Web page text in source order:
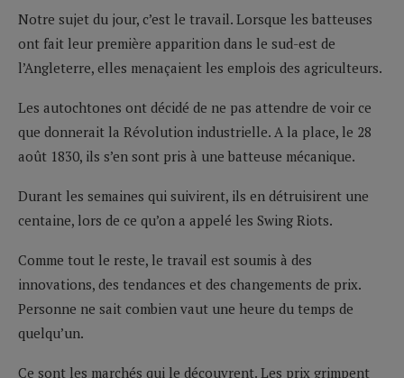
Notre sujet du jour, c’est le travail. Lorsque les batteuses
ont fait leur première apparition dans le sud-est de
l’Angleterre, elles menaçaient les emplois des agriculteurs.
Les autochtones ont décidé de ne pas attendre de voir ce
que donnerait la Révolution industrielle. A la place, le 28
août 1830, ils s’en sont pris à une batteuse mécanique.
Durant les semaines qui suivirent, ils en détruisirent une
centaine, lors de ce qu’on a appelé les Swing Riots.
Comme tout le reste, le travail est soumis à des
innovations, des tendances et des changements de prix.
Personne ne sait combien vaut une heure du temps de
quelqu’un.
Ce sont les marchés qui le découvrent. Les prix grimpent